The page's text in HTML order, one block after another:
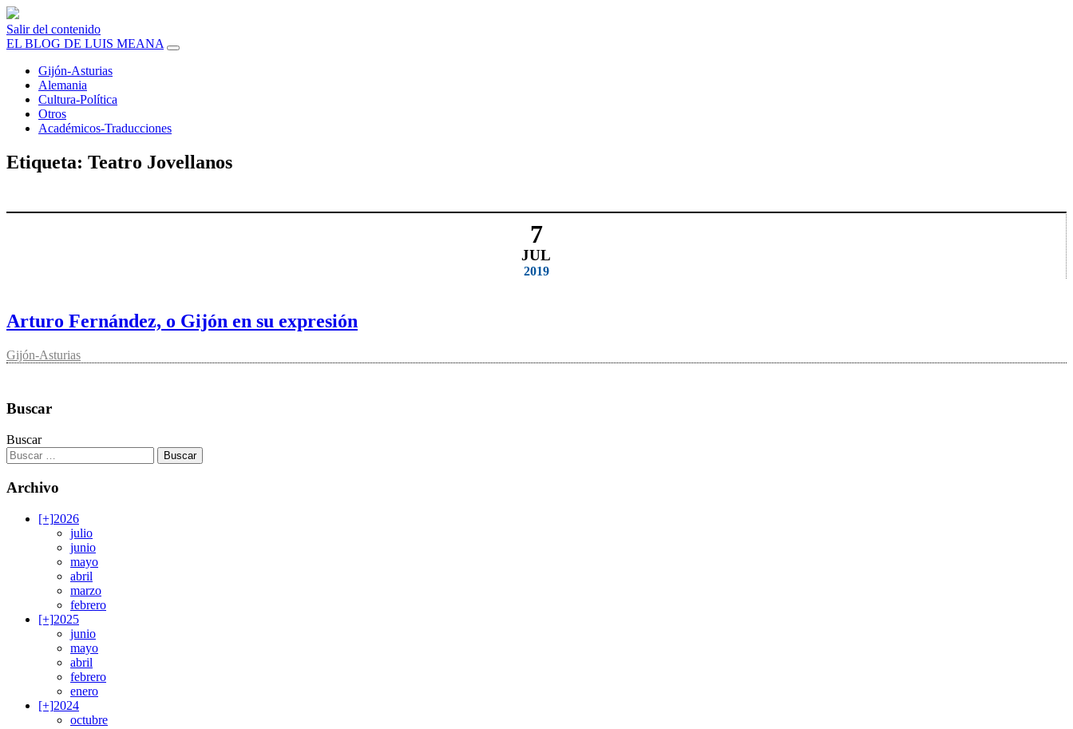
Salir del contenido
EL BLOG DE LUIS MEANA
Gijón-Asturias
Alemania
Cultura-Política
Otros
Académicos-Traducciones
Etiqueta: Teatro Jovellanos
7
JUL
2019
Arturo Fernández, o Gijón en su expresión
Gijón-Asturias
Buscar
Buscar
Archivo
[+]2026
julio
junio
mayo
abril
marzo
febrero
[+]2025
junio
mayo
abril
febrero
enero
[+]2024
octubre